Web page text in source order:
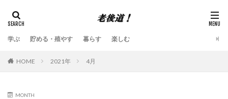
学ぶ 貯める・殖やす 暮らす 楽しむ
HOME 2021年 4月
MONTH